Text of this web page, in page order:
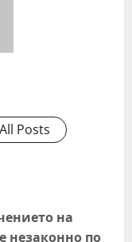
Posts
на
незаконно по